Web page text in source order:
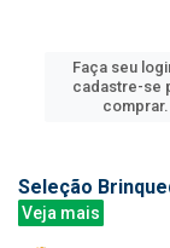
Faça seu
cadastre-se
comprar.
Seleção
Veja mais